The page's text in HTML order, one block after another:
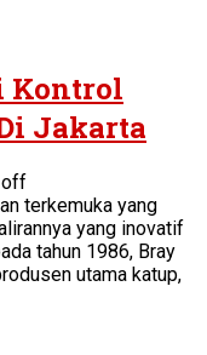
Kontrol
Jakarta
off
terkemuka yang
yang inovatif
tahun 1986, Bray
utama katup,